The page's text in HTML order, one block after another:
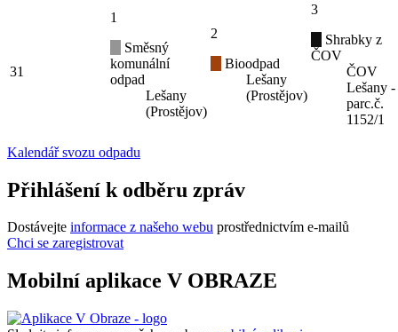
31
1
Směsný
komunální
odpad
Lešany
(Prostějov)
2
Bioodpad
Lešany
(Prostějov)
3
Shrabky z
ČOV
ČOV
Lešany -
parc.č.
1152/1
Kalendář svozu odpadu
Přihlášení k odběru zpráv
Dostávejte informace z našeho webu prostřednictvím e-mailů
Chci se zaregistrovat
Mobilní aplikace V OBRAZE